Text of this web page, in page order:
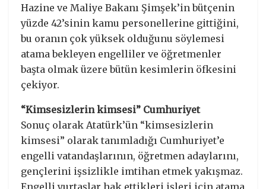
Hazine ve Maliye Bakanı Şimşek’in bütçenin
yüzde 42’sinin kamu personellerine gittiğini,
bu oranın çok yüksek olduğunu söylemesi
atama bekleyen engelliler ve öğretmenler
başta olmak üzere bütün kesimlerin öfkesini
çekiyor.
“Kimsesizlerin kimsesi” Cumhuriyet
Sonuç olarak Atatürk’ün “kimsesizlerin
kimsesi” olarak tanımladığı Cumhuriyet’e
engelli vatandaşlarının, öğretmen adaylarını,
gençlerini işsizlikle imtihan etmek yakışmaz.